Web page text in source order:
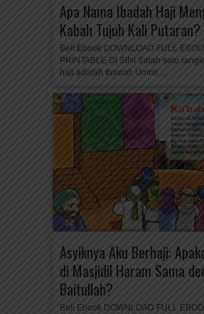
Apa Nama Ibadah Haji
Kabah Tujuh Kali Putaran?
Beli Ebook DOWNLOAD FULL
PRINTABLE DI SINI Salah satu
haji adalah thawaf. Ummi,...
Asyiknya Aku Berhaji:
di Masjidil Haram Sama
Baitullah?
Beli Ebook DOWNLOAD FULL